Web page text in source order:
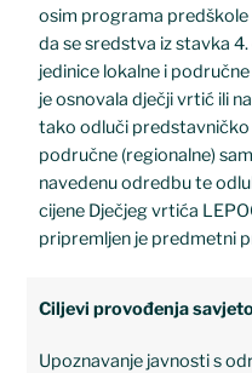
osim programa
da se sredstva iz stavka
jedinice lokalne i
je osnovala dječji vrtić ili
tako odluči predstavničko
područne (regionalne)
navedenu odredbu te
cijene Dječjeg vrtića
pripremljen je predmetni
Ciljevi provođenja
Upoznavanje javnosti s